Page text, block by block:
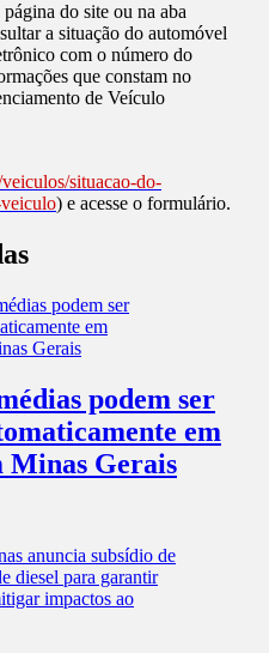
do site ou na aba
a situação do automóvel
com o número do
que constam no
de Veículo
situacao-do-
) e acesse o formulário.
podem ser
em
Minas Gerais